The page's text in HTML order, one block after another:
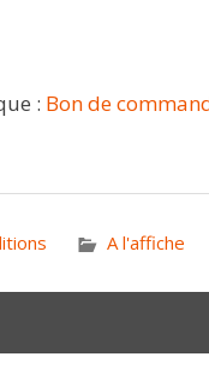
: Bon de
A l'affiche